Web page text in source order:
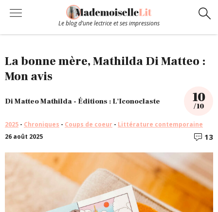
Le blog d’une lectrice et ses impressions
Contact
La bonne mère, Mathilda Di Matteo :
Mon avis
Di Matteo Mathilda - Éditions : L'Iconoclaste 10
/ 10
2025 - Chroniques - Coups de coeur - Littérature contemporaine
26 août 2025
13